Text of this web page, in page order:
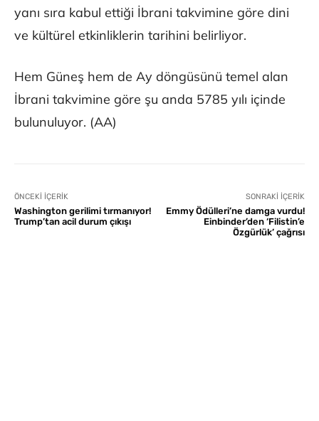
yanı sıra kabul ettiği İbrani takvimine göre dini
ve kültürel etkinliklerin tarihini belirliyor.
Hem Güneş hem de Ay döngüsünü temel alan
İbrani takvimine göre şu anda 5785 yılı içinde
bulunuluyor. (AA)
ÖNCEKI İÇERIK
Washington gerilimi tırmanıyor!
Trump’tan acil durum çıkışı
SONRAKI İÇERIK
Emmy Ödülleri’ne damga vurdu!
Einbinder’den ‘Filistin’e
Özgürlük’ çağrısı